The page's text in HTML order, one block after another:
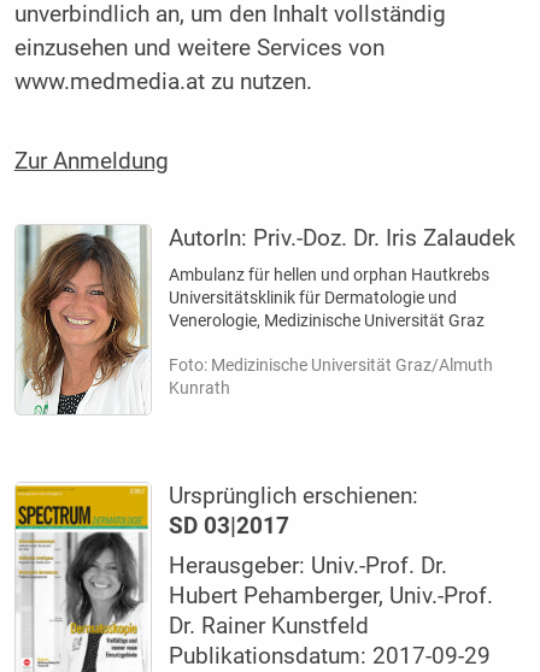
unverbindlich an, um den Inhalt vollständig
einzusehen und weitere Services von
www.medmedia.at zu nutzen.
Zur Anmeldung
AutorIn: Priv.-Doz. Dr. Iris Zalaudek
Ambulanz für hellen und orphan Hautkrebs
Universitätsklinik für Dermatologie und
Venerologie, Medizinische Universität Graz
Foto: Medizinische Universität Graz/Almuth
Kunrath
Ursprünglich erschienen:
SD 03|2017
Herausgeber: Univ.-Prof. Dr.
Hubert Pehamberger, Univ.-Prof.
Dr. Rainer Kunstfeld
Publikationsdatum: 2017-09-29